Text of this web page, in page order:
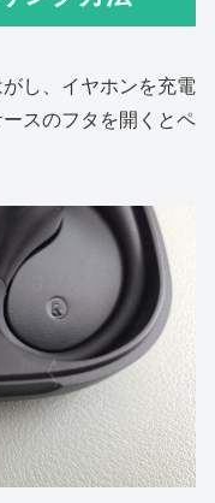
し、イヤホンを充電
スのフタを開くとペ